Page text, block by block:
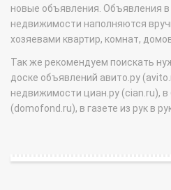
новые объявления. Объявления
недвижимости наполняются
хозяевами квартир, комнат,
Так же рекомендуем поискать
доске объявлений авито.ру
недвижимости циан.ру (cian.ru),
(domofond.ru), в газете из рук в